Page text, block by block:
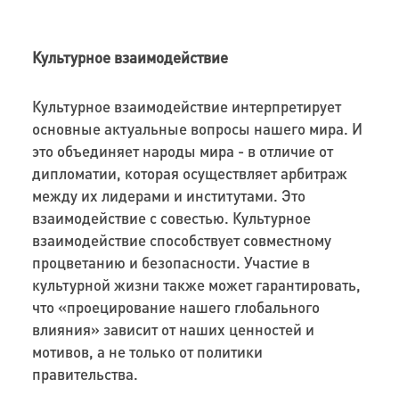
Культурное взаимодействие
Культурное взаимодействие интерпретирует
основные актуальные вопросы нашего мира. И
это объединяет народы мира - в отличие от
дипломатии, которая осуществляет арбитраж
между их лидерами и институтами. Это
взаимодействие с совестью. Культурное
взаимодействие способствует совместному
процветанию и безопасности. Участие в
культурной жизни также может гарантировать,
что «проецирование нашего глобального
влияния» зависит от наших ценностей и
мотивов, а не только от политики
правительства.